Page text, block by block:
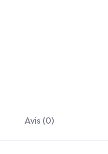
Avis (0)